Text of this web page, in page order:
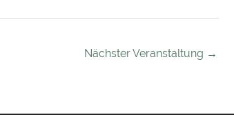
Nächster Veranstaltung →